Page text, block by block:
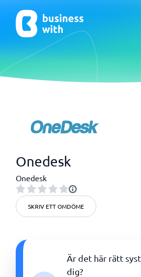
Onedesk
Onedesk
SKRIV ETT OMDÖME
Är det här rätt
dig?